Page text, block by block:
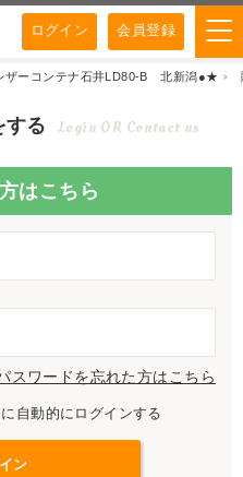
ログイン 会員登録
ザーコンテナ石井LD80-B 北新潟●★
する Login OR Contact us
はこちら
スワードを忘れた方はこちら
自動的にログインする